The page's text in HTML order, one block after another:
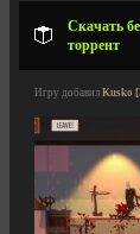
Скачать
торрент
Игру добавил Kusko